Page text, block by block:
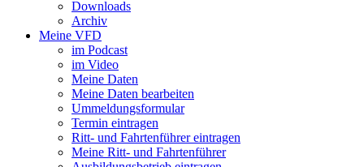
Downloads
Archiv
Meine VFD
im Podcast
im Video
Meine Daten
Meine Daten bearbeiten
Ummeldungsformular
Termin eintragen
Ritt- und Fahrtenführer eintragen
Meine Ritt- und Fahrtenführer